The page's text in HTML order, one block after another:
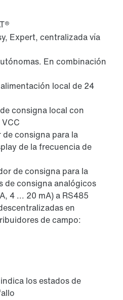
Expert, centralizada vía
En combinación
local de 24
consigna local con
de consigna para la
de la frecuencia de
de consigna para la
de consigna analógicos
4 ... 20 mA) a RS485
en
de campo:
los estados de